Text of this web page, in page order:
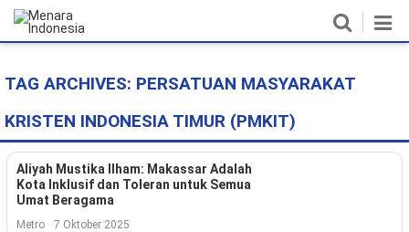
Home
Nasional
Politik
Metro
TAG ARCHIVES: PERSATUAN MASYARAKAT
KRISTEN INDONESIA TIMUR (PMKIT)
Aliyah Mustika Ilham: Makassar Adalah
Kota Inklusif dan Toleran untuk Semua
Umat Beragama
Metro 7 Oktober 2025